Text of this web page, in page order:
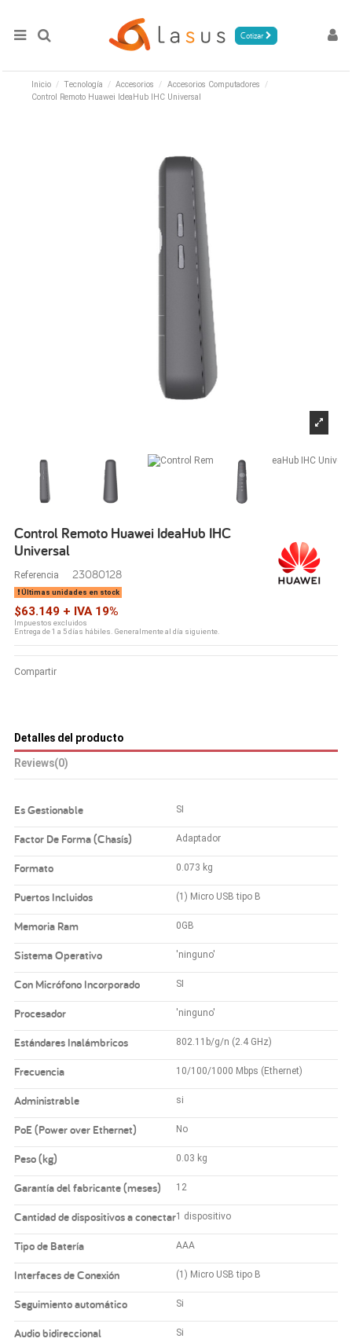
Cotizar
Inicio Tecnología Accesorios
Accesorios Computadores
Control Remoto Huawei IdeaHub IHC Universal
Control Remoto Huawei IdeaHub IHC
Universal
Referencia 23080128
Últimas unidades en stock
$63.149 + IVA 19%
Impuestos excluidos
Entrega de 1 a 5 días hábiles. Generalmente al día siguiente.
Compartir
Detalles del producto
Reviews(0)
Es Gestionable SI
Factor De Forma (Chasís) Adaptador
Formato 0.073 kg
Puertos Incluidos (1) Micro USB tipo B
Memoria Ram 0GB
Sistema Operativo 'ninguno'
Con Micrófono Incorporado SI
Procesador 'ninguno'
Estándares Inalámbricos 802.11b/g/n (2.4 GHz)
Frecuencia 10/100/1000 Mbps (Ethernet)
Administrable si
PoE (Power over Ethernet) No
Peso (kg) 0.03 kg
Garantía del fabricante (meses) 12
Cantidad de dispositivos a conectar1 dispositivo
Tipo de Batería AAA
Interfaces de Conexión (1) Micro USB tipo B
Seguimiento automático Si
Audio bidireccional Si